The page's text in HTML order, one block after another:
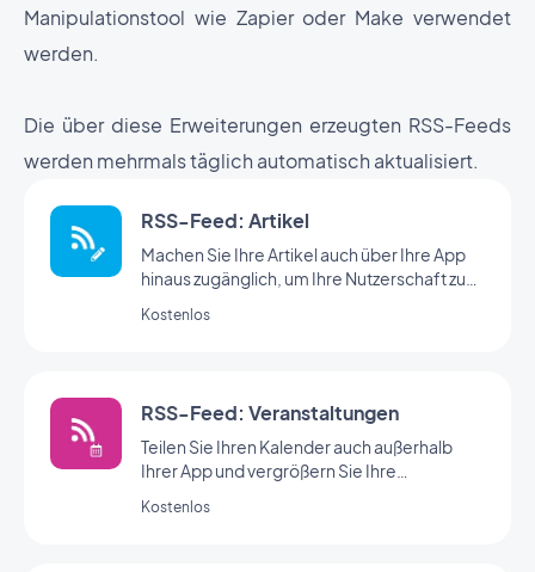
Manipulationstool wie Zapier oder Make verwendet
werden.
Die über diese Erweiterungen erzeugten RSS-Feeds
werden mehrmals täglich automatisch aktualisiert.
RSS-Feed: Artikel
Machen Sie Ihre Artikel auch über Ihre App
hinaus zugänglich, um Ihre Nutzerschaft zu
Kostenlos
RSS-Feed: Veranstaltungen
Teilen Sie Ihren Kalender auch außerhalb
Ihrer App und vergrößern Sie Ihre
Kostenlos